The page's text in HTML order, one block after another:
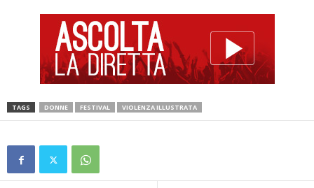
TAGS DONNE FESTIVAL VIOLENZA ILLUSTRATA